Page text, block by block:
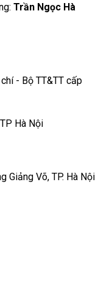
Trần Ngọc Hà
- Bộ TT&TT cấp
Hà Nội
Giảng Võ, TP. Hà Nội